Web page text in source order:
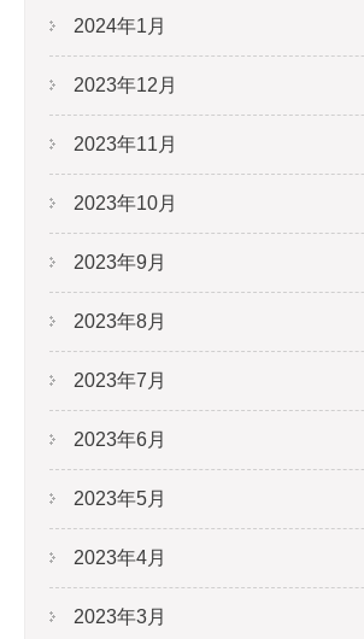
2024年1月
2023年12月
2023年11月
2023年10月
2023年9月
2023年8月
2023年7月
2023年6月
2023年5月
2023年4月
2023年3月